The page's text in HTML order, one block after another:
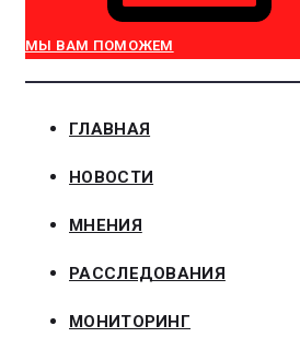
МЫ ВАМ ПОМОЖЕМ
ГЛАВНАЯ
НОВОСТИ
МНЕНИЯ
РАССЛЕДОВАНИЯ
МОНИТОРИНГ